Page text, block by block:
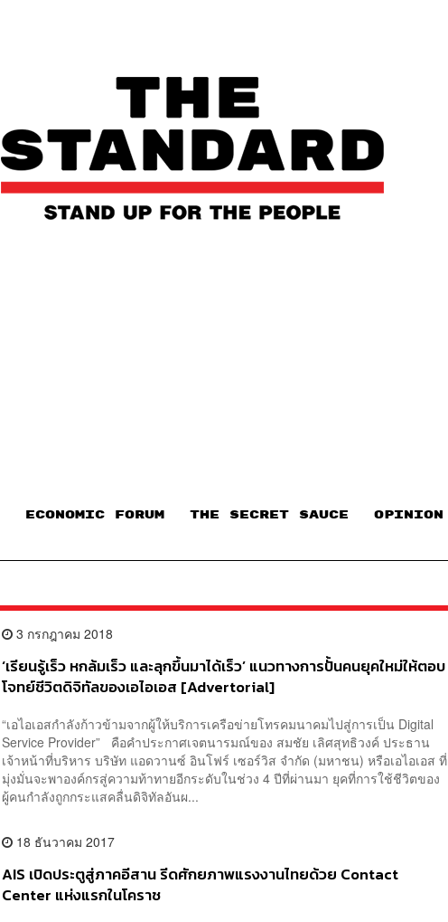
ECONOMIC FORUM THE SECRET SAUCE​ OPINION
3 กรกฎาคม 2018
‘เรียนรู้เร็ว หกล้มเร็ว และลุกขึ้นมาได้เร็ว’ แนวทางการปั้นคนยุคใหม่ให้ตอบ
โจทย์ชีวิตดิจิทัลของเอไอเอส [Advertorial]
“เอไอเอสกำลังก้าวข้ามจากผู้ให้บริการเครือข่ายโทรคมนาคมไปสู่การเป็น Digital
Service Provider” คือคำประกาศเจตนารมณ์ของ สมชัย เลิศสุทธิวงค์ ประธาน
เจ้าหน้าที่บริหาร บริษัท แอดวานซ์ อินโฟร์ เซอร์วิส จำกัด (มหาชน) หรือเอไอเอส ที่
มุ่งมั่นจะพาองค์กรสู่ความท้าทายอีกระดับในช่วง 4 ปีที่ผ่านมา ยุคที่การใช้ชีวิตของ
ผู้คนกำลังถูกกระแสคลื่นดิจิทัลอันผ...
18 ธันวาคม 2017
AIS เปิดประตูสู่ภาคอีสาน รีดศักยภาพแรงงานไทยด้วย Contact
Center แห่งแรกในโคราช